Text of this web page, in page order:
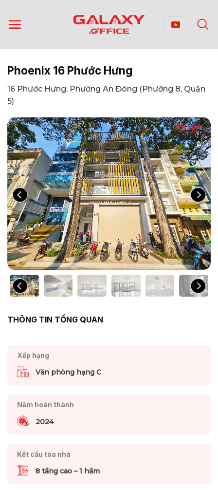
qua
nội
Phoenix 16 Phước Hưng
16 Phước Hưng, Phường An Đông (Phường 8, Quận
5)
THÔNG TIN TỔNG QUAN
Xếp hạng
Văn phòng hạng C
Năm hoàn thành
2024
Kết cấu tòa nhà
8 tầng cao – 1 hầm